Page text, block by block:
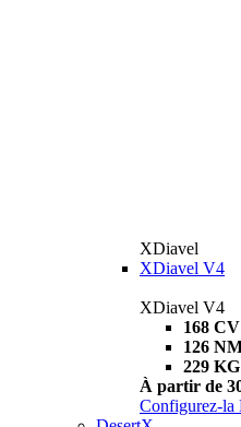
XDiavel
XDiavel V4
XDiavel V4
168 CV
126
229 KG
À partir de
Configurez-la